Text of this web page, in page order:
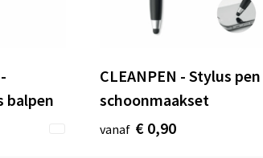
balpen
CLEANPEN - Stylus
schoonmaakset
vanaf € 0,90